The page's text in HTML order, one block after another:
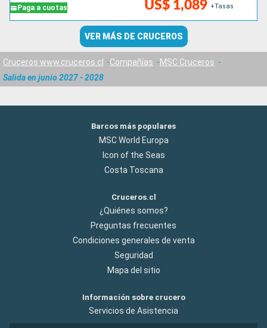
Paga a cuotas US$ 1,089 +Tasas
VER MÁS DE CRUCEROS
Cruceros www.cruceros.cl Compañías
MSC Cruceros
Salida en junio 2027 - 2028
Barcos más populares
MSC World Europa
Icon of the Seas
Costa Toscana
Cruceros.cl
¿Quiénes somos?
Preguntas frecuentes
Condiciones generales de venta
Seguridad
Mapa del sitio
Información sobre crucero
Servicios de Asistencia